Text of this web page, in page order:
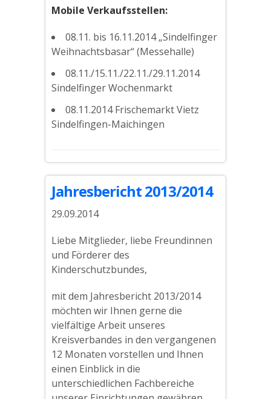
Mobile Verkaufsstellen:
08.11. bis 16.11.2014 „Sindelfinger
Weihnachtsbasar“ (Messehalle)
08.11./15.11./22.11./29.11.2014
Sindelfinger Wochenmarkt
08.11.2014 Frischemarkt Vietz
Sindelfingen-Maichingen
Jahresbericht 2013/2014
29.09.2014
Liebe Mitglieder, liebe Freundinnen
und Förderer des
Kinderschutzbundes,
mit dem Jahresbericht 2013/2014
möchten wir Ihnen gerne die
vielfältige Arbeit unseres
Kreisverbandes in den vergangenen
12 Monaten vorstellen und Ihnen
einen Einblick in die
unterschiedlichen Fachbereiche